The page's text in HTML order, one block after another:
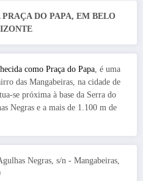
DO PAPA, EM BELO
como Praça do Papa , é uma
das Mangabeiras, na cidade de
se próxima à base da Serra do
Negras e a mais de 1.100 m de
Negras, s/n - Mangabeiras,